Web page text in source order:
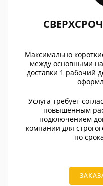
Максимально
между основными
доставки 1 рабочий
Услуга требует
повышенным
подключением
компании для
по